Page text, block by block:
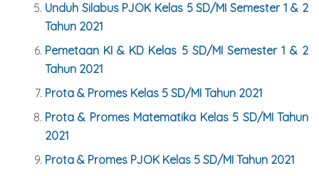
Unduh Silabus PJOK Kelas 5SD/MI Semester 1 & 2
Tahun 2021
Pemetaan KI & KD Kelas 5 SD/MI Semester 1 & 2
Tahun 2021
Prota & Promes Kelas 5 SD/MI Tahun 2021
Prota & Promes Matematika Kelas 5 SD/MI Tahun
2021
Prota & Promes PJOK Kelas 5 SD/MI Tahun 2021